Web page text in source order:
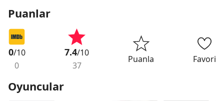
Puanlar
0/10
0
7.4/10
37
Puanla Favori
Oyuncular